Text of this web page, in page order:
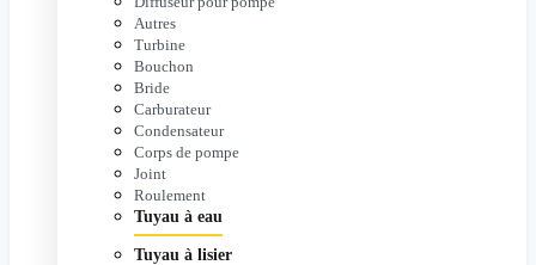
Autres
Turbine
Bouchon
Bride
Carburateur
Condensateur
Corps de pompe
Joint
Roulement
Tuyau à eau
Tuyau à lisier